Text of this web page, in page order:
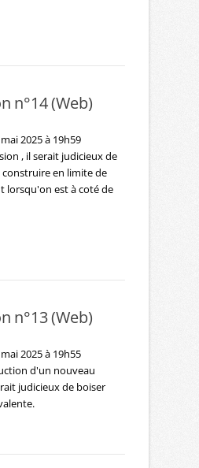
n°14 (Web)
2025 à 19h59
, il serait judicieux de
construire en limite de
lorsqu'on est à coté de
n°13 (Web)
2025 à 19h55
d'un nouveau
judicieux de boiser